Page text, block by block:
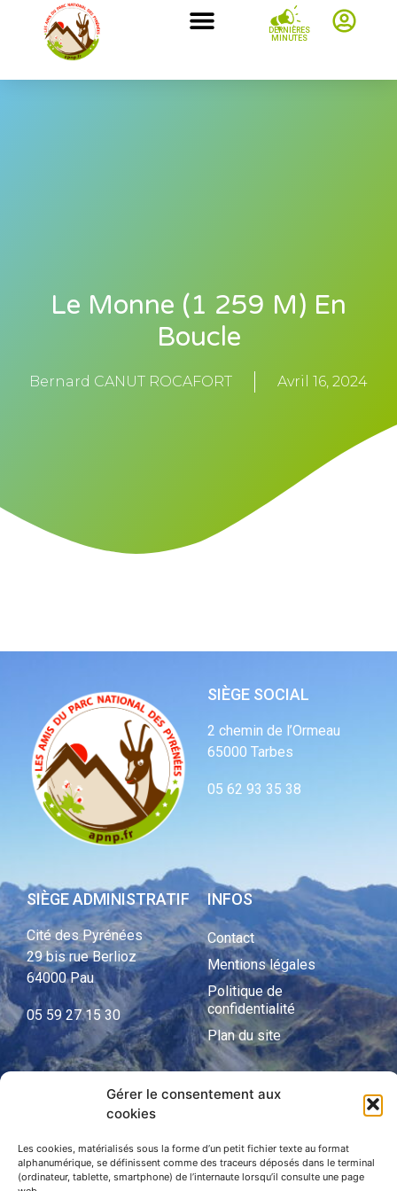
Gérer le consentement aux
cookies
Les cookies, matérialisés sous la forme d’un petit fichier texte au format
alphanumérique, se définissent comme des traceurs déposés dans le terminal
(ordinateur, tablette, smartphone) de l’internaute lorsqu’il consulte une page
DERNIÈRES
MINUTES
Le Monne (1 259 M) En
Boucle
Bernard CANUT ROCAFORT Avril 16, 2024
SIÈGE SOCIAL
2 chemin de l’Ormeau
65000 Tarbes
05 62 93 35 38
SIÈGE ADMINISTRATIF
Cité des Pyrénées
29 bis rue Berlioz
64000 Pau
05 59 27 15 30
INFOS
Contact
Mentions légales
Politique de
confidentialité
Plan du site
Parc national des Pyrénées